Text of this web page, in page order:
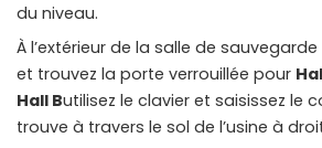
du niveau.
À l’extérieur de la salle de
et trouvez la porte verrouillée pour
Hall Butilisez le clavier et saisissez le
trouve à travers le sol de l’usine à